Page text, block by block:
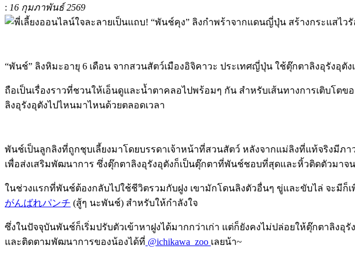
: 16 กุมภาพันธ์ 2569
“พันช์” ลิงหิมะอายุ 6 เดือน จากสวนสัตว์เมืองอิจิคาวะ ประเทศญี่ปุ่น ใช้ตุ๊กตาลิงอุรังอุตั
ถือเป็นเรื่องราวที่ชวนให้เอ็นดูและน้ำตาคลอไปพร้อมๆ กัน สำหรับเส้นทางการเติบโต
ลิงอุรังอุตังไปไหนมาไหนด้วยตลอดเวลา
พันช์เป็นลูกลิงที่ถูกชุบเลี้ยงมาโดยบรรดาเจ้าหน้าที่สวนสัตว์ หลังจากแม่ลิงที่แท้จริงมีภ
เพื่อส่งเสริมพัฒนาการ ซึ่งตุ๊กตาลิงอุรังอุตังก็เป็นตุ๊กตาที่พันช์ชอบที่สุดและหิ้วติดตัวมาจ
ในช่วงแรกที่พันช์ต้องกลับไปใช้ชีวิตรวมกับฝูง เขามักโดนลิงตัวอื่นๆ ขู่และขับไล่ จะมีก็
がんばれパンチ (สู้ๆ นะพันช์) สำหรับให้กำลังใจ
ซึ่งในปัจจุบันพันช์ก็เริ่มปรับตัวเข้าหาฝูงได้มากกว่าเก่า แต่ก็ยังคงไม่ปล่อยให้ตุ๊กตาลิง
และติดตามพัฒนาการของน้องได้ที่ @ichikawa_zoo เลยน้า~